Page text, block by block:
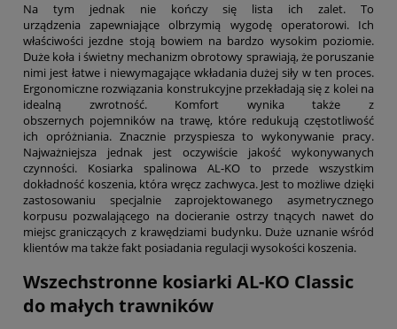
Na tym jednak nie kończy się lista ich zalet. To
urządzenia zapewniające olbrzymią wygodę operatorowi. Ich
właściwości jezdne stoją bowiem na bardzo wysokim poziomie.
Duże koła i świetny mechanizm obrotowy sprawiają, że poruszanie
nimi jest łatwe i niewymagające wkładania dużej siły w ten proces.
Ergonomiczne rozwiązania konstrukcyjne przekładają się z kolei na
idealną zwrotność. Komfort wynika także z
obszernych pojemników na trawę, które redukują częstotliwość
ich opróżniania. Znacznie przyspiesza to wykonywanie pracy.
Najważniejsza jednak jest oczywiście jakość wykonywanych
czynności. Kosiarka spalinowa AL-KO to przede wszystkim
dokładność koszenia, która wręcz zachwyca. Jest to możliwe dzięki
zastosowaniu specjalnie zaprojektowanego asymetrycznego
korpusu pozwalającego na docieranie ostrzy tnących nawet do
miejsc graniczących z krawędziami budynku. Duże uznanie wśród
klientów ma także fakt posiadania regulacji wysokości koszenia.
Wszechstronne kosiarki AL-KO Classic
do małych trawników